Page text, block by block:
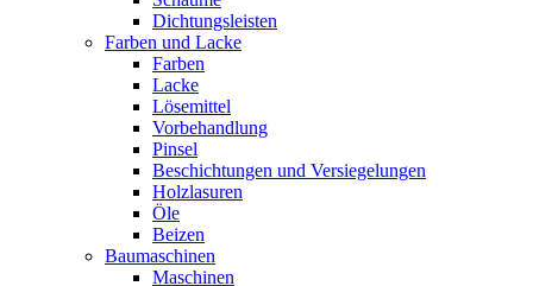
Dichtungsleisten
Farben und Lacke
Farben
Lacke
Lösemittel
Vorbehandlung
Pinsel
Beschichtungen und Versiegelungen
Holzlasuren
Öle
Beizen
Baumaschinen
Maschinen